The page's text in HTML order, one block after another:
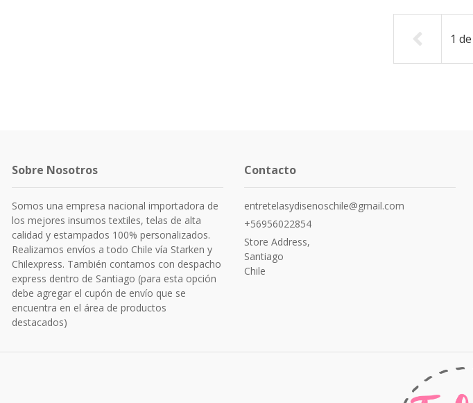
1 de
Sobre Nosotros
Somos una empresa nacional importadora de
los mejores insumos textiles, telas de alta
calidad y estampados 100% personalizados.
Realizamos envíos a todo Chile vía Starken y
Chilexpress. También contamos con despacho
express dentro de Santiago (para esta opción
debe agregar el cupón de envío que se
encuentra en el área de productos
destacados)
Contacto
entretelasydisenoschile@gmail.com
+56956022854
Store Address,
Santiago
Chile